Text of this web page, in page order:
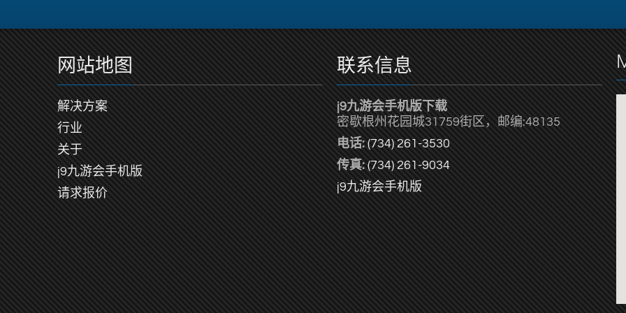
网站地图
解决方案
行业
关于
j9九游会手机版
请求报价
联系信息
j9九游会手机版下载
密歇根州花园城31759街区，邮编:48135
电话: (734) 261-3530
传真: (734) 261-9034
j9九游会手机版